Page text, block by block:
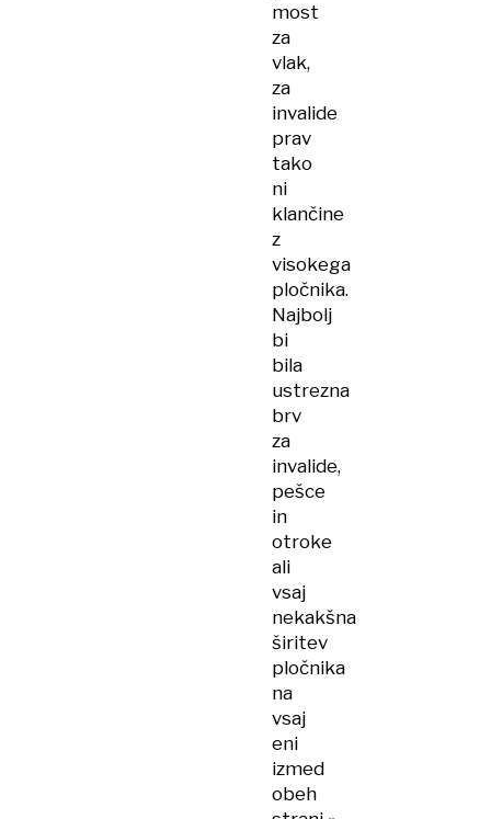
most
za
vlak,
za
invalide
prav
tako
ni
klančine
z
visokega
pločnika.
Najbolj
bi
bila
ustrezna
brv
za
invalide,
pešce
in
otroke
ali
vsaj
nekakšna
širitev
pločnika
na
vsaj
eni
izmed
obeh